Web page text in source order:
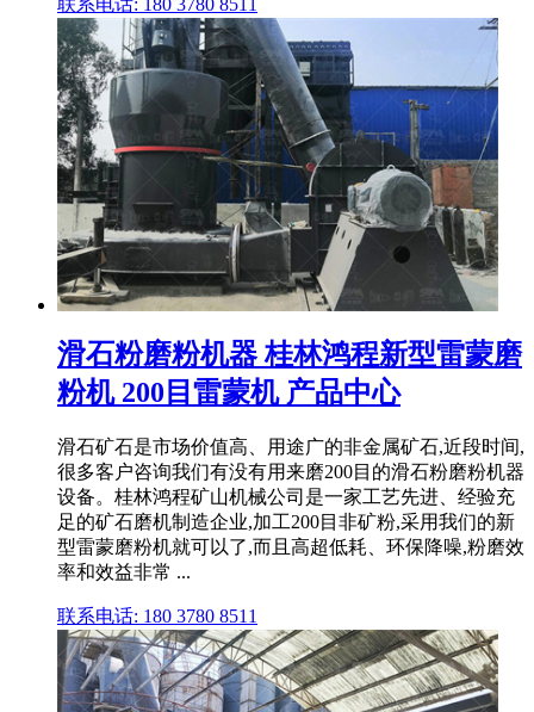
联系电话: 180 3780 8511
滑石粉磨粉机器 桂林鸿程新型雷蒙磨
粉机 200目雷蒙机 产品中心
滑石矿石是市场价值高、用途广的非金属矿石,近段时间,
很多客户咨询我们有没有用来磨200目的滑石粉磨粉机器
设备。桂林鸿程矿山机械公司是一家工艺先进、经验充
足的矿石磨机制造企业,加工200目非矿粉,采用我们的新
型雷蒙磨粉机就可以了,而且高超低耗、环保降噪,粉磨效
率和效益非常 ...
联系电话: 180 3780 8511